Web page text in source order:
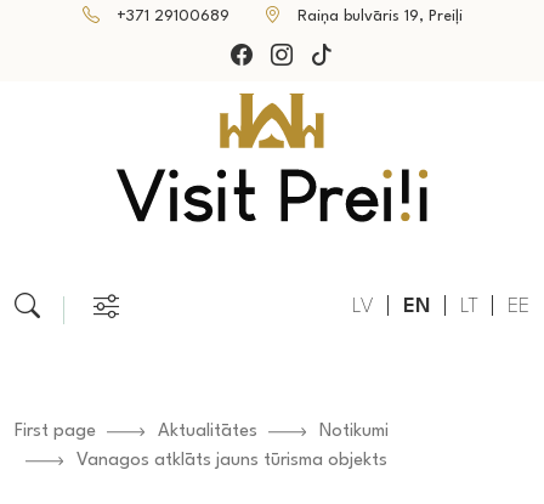
+371 29100689 Raiņa bulvāris 19, Preiļi
LV EN LT EE
First page Aktualitātes
Notikumi
Vanagos atklāts jauns tūrisma objekts